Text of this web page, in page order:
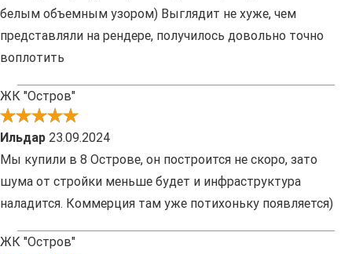
белым объемным узором) Выглядит не хуже, чем
представляли на рендере, получилось довольно точно
воплотить
ЖК "Остров"
Ильдар 23.09.2024
Мы купили в 8 Острове, он построится не скоро, зато
шума от стройки меньше будет и инфраструктура
наладится. Коммерция там уже потихоньку появляется)
ЖК "Остров"